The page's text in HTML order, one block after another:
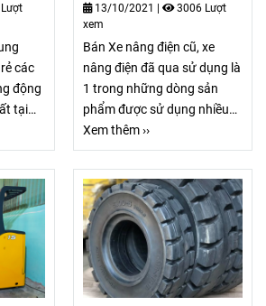
các
động
tại
sử
và di
13/10/2021 |
3006 Lượt
xem
Bán Xe nâng điện cũ, xe
nâng điện đã qua sử dụng là
1 trong những dòng sản
phẩm được sử dụng nhiều
nhất hiện này. 0977613537
G-Mac Việt Nam - Nhà cung
cấp xe nâng điện cũ nhập
khẩu trên toàn quốc,
Chuyên kinh doanh các mặt
hàng xe nâng hàng đã qua
sử dụng, xe nâng điện cũ giá
tốt nhất.
Xem thêm ››